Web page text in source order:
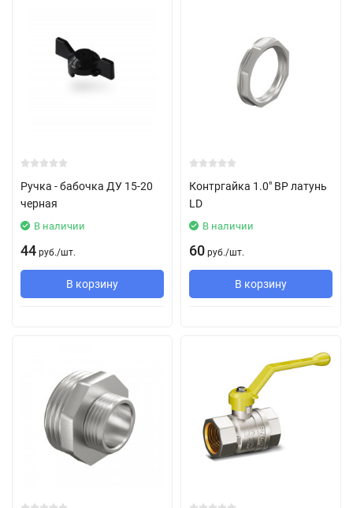
Ручка - бабочка ДУ 15-20
черная
В наличии
44 руб./шт.
В корзину
Контргайка 1.0" ВР латунь
LD
В наличии
60 руб./шт.
В корзину